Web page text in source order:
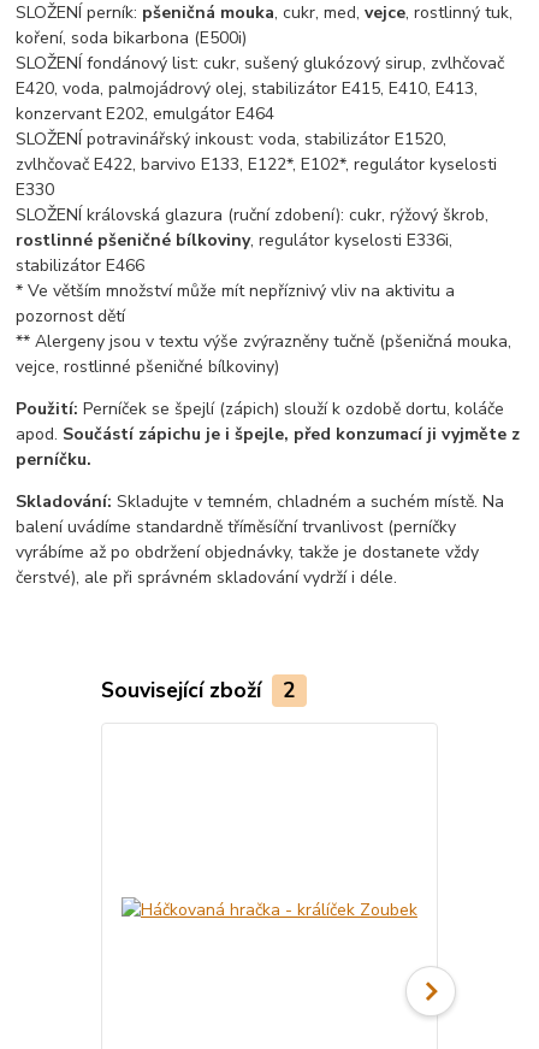
SLOŽENÍ perník: pšeničná mouka, cukr, med,vejce, rostlinný tuk,
koření, soda bikarbona (E500i)
SLOŽENÍ fondánový list: cukr, sušený glukózový sirup, zvlhčovač
E420, voda, palmojádrový olej, stabilizátor E415, E410, E413,
konzervant E202, emulgátor E464
SLOŽENÍ potravinářský inkoust: voda, stabilizátor E1520,
zvlhčovač E422, barvivo E133, E122*, E102*, regulátor kyselosti
E330
SLOŽENÍ královská glazura (ruční zdobení): cukr, rýžový škrob,
rostlinné pšeničné bílkoviny, regulátor kyselosti E336i,
stabilizátor E466
* Ve větším množství může mít nepříznivý vliv na aktivitu a
pozornost dětí
** Alergeny jsou v textu výše zvýrazněny tučně (pšeničná mouka,
vejce, rostlinné pšeničné bílkoviny)
Použití:Perníček se špejlí (zápich) slouží k ozdobě dortu, koláče
apod. Součástí zápichu je i špejle, před konzumací ji vyjměte z
perníčku.
Skladování: Skladujte v temném, chladném a suchém místě. Na
balení uvádíme standardně tříměsíční trvanlivost (perníčky
vyrábíme až po obdržení objednávky, takže je dostanete vždy
čerstvé), ale při správném skladování vydrží i déle.
Související zboží 2